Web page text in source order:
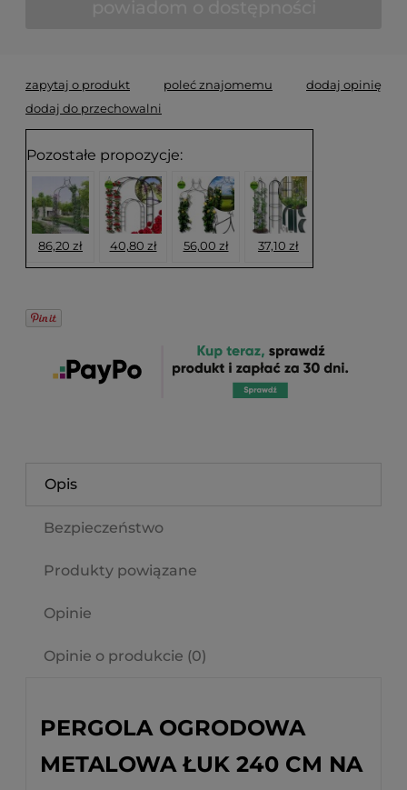
zapytaj o produkt poleć znajomemu
dodaj opinię
dodaj do przechowalni
Pozostałe propozycje:
86,20 zł 40,80 zł 56,00 zł 37,10 zł
Opis
Bezpieczeństwo
Produkty powiązane
Opinie
Opinie o produkcie (0)
PERGOLA OGRODOWA
METALOWA ŁUK 240 CM NA